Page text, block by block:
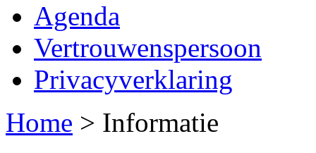
Agenda
Vertrouwenspersoon
Privacyverklaring
Home > Informatie